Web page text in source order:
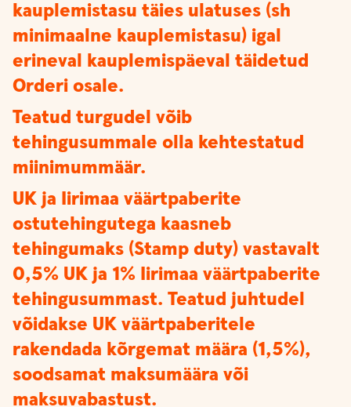
kauplemistasu täies ulatuses (sh
minimaalne kauplemistasu) igal
erineval kauplemispäeval täidetud
Orderi osale.
Teatud turgudel võib
tehingusummale olla kehtestatud
miinimummäär.
UK ja Iirimaa väärtpaberite
ostutehingutega kaasneb
tehingumaks (Stamp duty) vastavalt
0,5% UK ja 1% Iirimaa väärtpaberite
tehingusummast. Teatud juhtudel
võidakse UK väärtpaberitele
rakendada kõrgemat määra (1,5%),
soodsamat maksumäära või
maksuvabastust.